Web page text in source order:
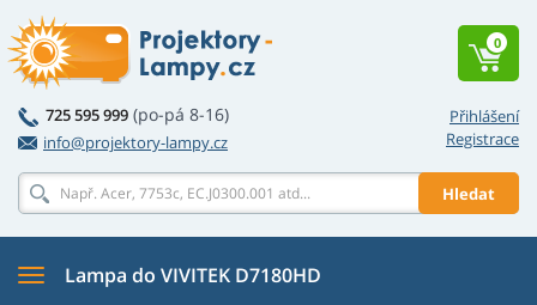
Přihlášení
Registrace
725 595 999 (po-pá 8-16)
info@projektory-lampy.cz
Hledat
0
Lampa do VIVITEK D7180HD